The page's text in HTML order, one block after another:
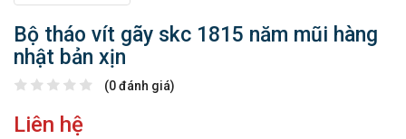
Bộ tháo vít gãy skc 1815 năm mũi hàng
nhật bản xịn
(0 đánh giá)
Liên hệ